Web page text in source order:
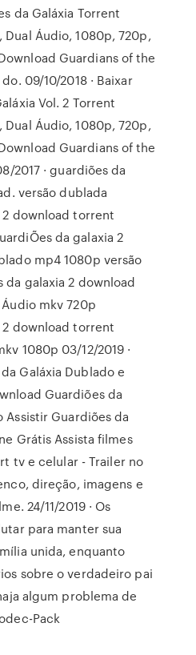
da Galáxia Torrent
Áudio, 1080p, 720p,
Guardians of the
09/10/2018 · Baixar
Vol. 2 Torrent
Áudio, 1080p, 720p,
Guardians of the
2017 · guardiões da
versão dublada
download torrent
da galaxia 2
mp4 1080p versão
galaxia 2 download
mkv 720p
download torrent
1080p 03/12/2019 ·
Galáxia Dublado e
Guardiões da
Assistir Guardiões da
Grátis Assista filmes
tv e celular - Trailer no
direção, imagens e
24/11/2019 · Os
para manter sua
unida, enquanto
sobre o verdadeiro pai
algum problema de
Pack